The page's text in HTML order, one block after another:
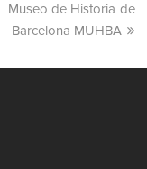
Museo de Historia de
Barcelona MUHBA